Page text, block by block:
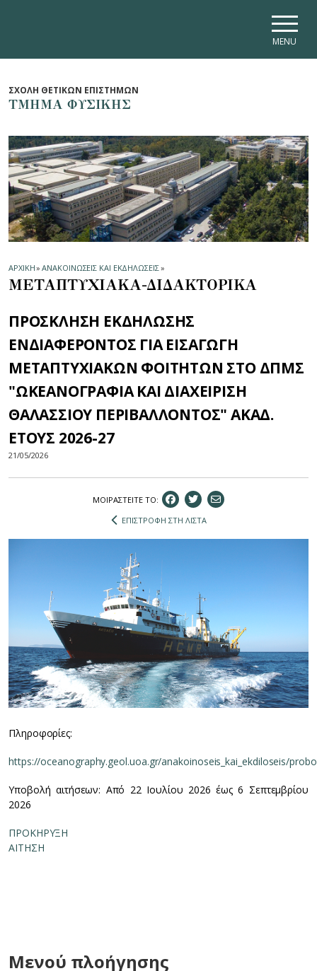
MENU
ΣΧΟΛΗ ΘΕΤΙΚΩΝ ΕΠΙΣΤΗΜΩΝ
ΤΜΗΜΑ ΦΥΣΙΚΗΣ
ΑΡΧΙΚΗ» ΑΝΑΚΟΙΝΩΣΕΙΣ ΚΑΙ ΕΚΔΗΛΩΣΕΙΣ»
ΜΕΤΑΠΤΥΧΙΑΚΑ-ΔΙΔΑΚΤΟΡΙΚΑ
ΠΡΟΣΚΛΗΣΗ ΕΚΔΗΛΩΣΗΣ
ΕΝΔΙΑΦΕΡΟΝΤΟΣ ΓΙΑ ΕΙΣΑΓΩΓΗ
ΜΕΤΑΠΤΥΧΙΑΚΩΝ ΦΟΙΤΗΤΩΝ ΣΤΟ ΔΠΜΣ
"ΩΚΕΑΝΟΓΡΑΦΙΑ ΚΑΙ ΔΙΑΧΕΙΡΙΣΗ
ΘΑΛΑΣΣΙΟΥ ΠΕΡΙΒΑΛΛΟΝΤΟΣ" ΑΚΑΔ.
ΕΤΟΥΣ 2026-27
21/05/2026
ΜΟΙΡΑΣΤEIΤΕ ΤΟ:
ΕΠΙΣΤΡΟΦΗ ΣΤΗ ΛΙΣΤΑ
Πληροφορίες:
https://oceanography.geol.uoa.gr/anakoinoseis_kai_ekdiloseis/
Υποβολή αιτήσεων: Από 22 Ιουλίου 2026 έως 6 Σεπτεμβρίου
2026
ΠΡΟΚΗΡΥΞΗ
ΑΙΤΗΣΗ
Μενού πλοήγησης